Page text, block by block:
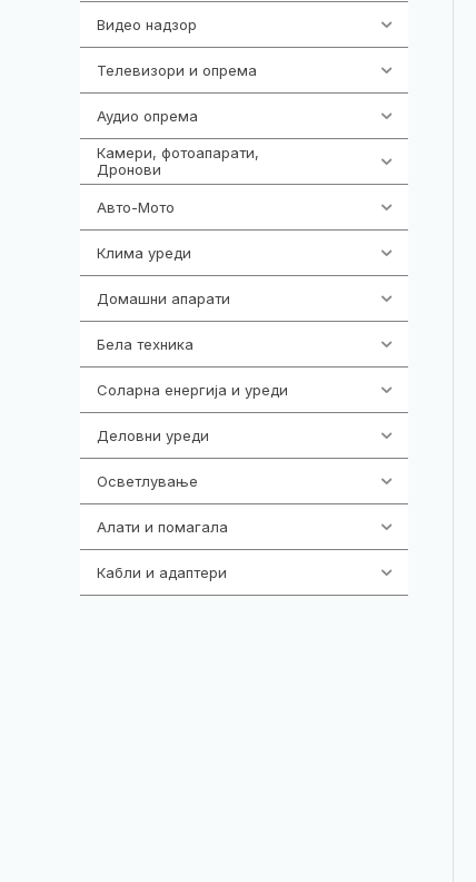
Видео надзор
Телевизори и опрема
Аудио опрема
Камери, фотоапарати,
Дронови
Авто-Мото
Клима уреди
Домашни апарати
Бела техника
Соларна енергија и уреди
Деловни уреди
Осветлување
Алати и помагала
Кабли и адаптери